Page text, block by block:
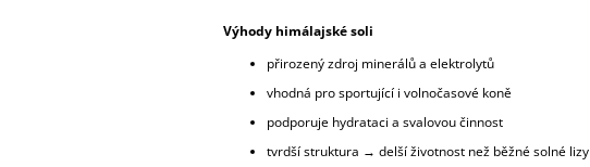
Výhody himálajské soli
přirozený zdroj minerálů a elektrolytů
vhodná pro sportující i volnočasové koně
podporuje hydrataci a svalovou činnost
tvrdší struktura → delší životnost než běžné solné lizy